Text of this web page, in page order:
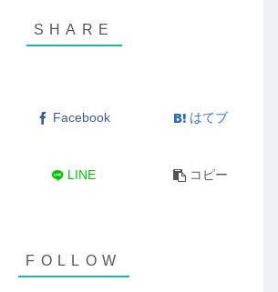
Facebook はてブ
LINE コピー